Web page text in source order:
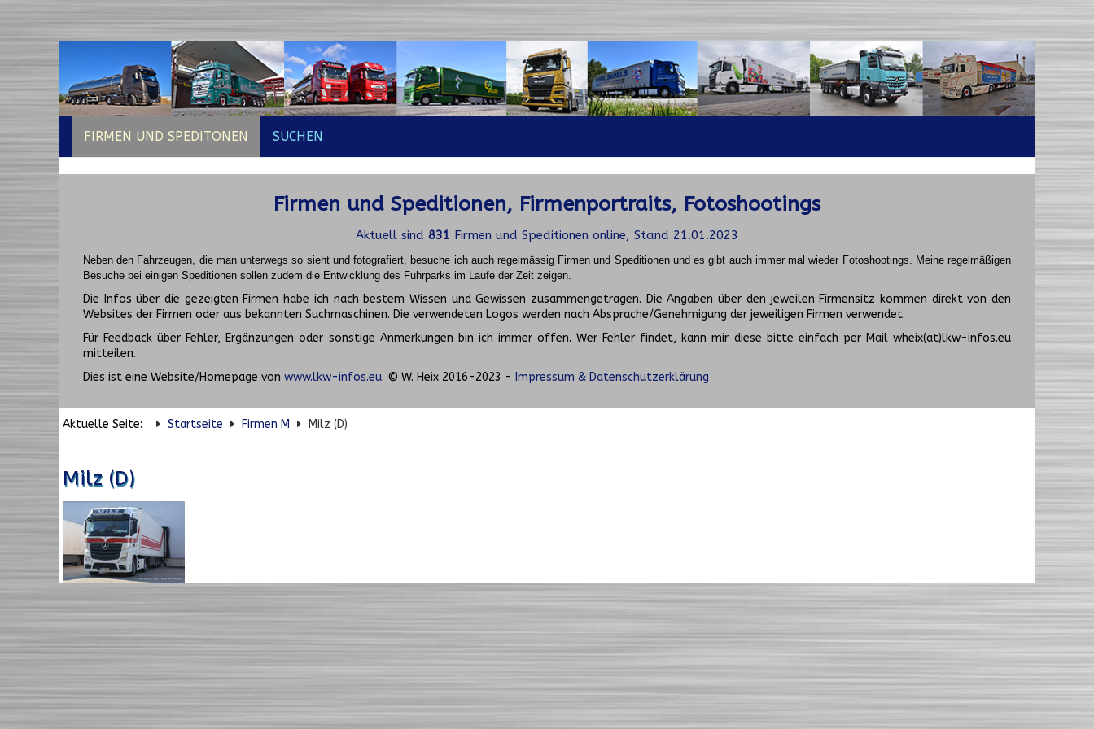
FIRMEN UND SPEDITONEN SUCHEN
Firmen und Speditionen, Firmenportraits, Fotoshootings
Aktuell sind 831 Firmen und Speditionen online, Stand 21.01.2023
Neben den Fahrzeugen, die man unterwegs so sieht und fotografiert, besuche ich auch regelmässig Firmen und Speditionen und es gibt auch immer mal wieder Fotoshootings. Meine regelmäßigen
Besuche bei einigen Speditionen sollen zudem die Entwicklung des Fuhrparks im Laufe der Zeit zeigen.
Die Infos über die gezeigten Firmen habe ich nach bestem Wissen und Gewissen zusammengetragen. Die Angaben über den jeweilen Firmensitz kommen direkt von den
Websites der Firmen oder aus bekannten Suchmaschinen. Die verwendeten Logos werden nach Absprache/Genehmigung der jeweiligen Firmen verwendet.
Für Feedback über Fehler, Ergänzungen oder sonstige Anmerkungen bin ich immer offen. Wer Fehler findet, kann mir diese bitte einfach per Mail wheix(at)lkw-infos.eu
mitteilen.
Dies ist eine Website/Homepage von www.lkw-infos.eu. © W. Heix 2016-2023 - Impressum & Datenschutzerklärung
Aktuelle Seite: Startseite Firmen M Milz (D)
Milz (D)